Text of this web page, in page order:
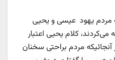
مردم یهود عیسی و یحیی
کلام یحیی اعتبار
مردم براحتی سخنان